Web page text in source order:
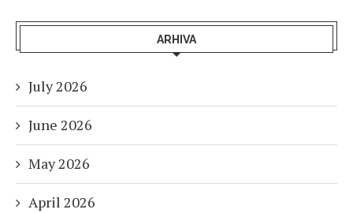
ARHIVA
July 2026
June 2026
May 2026
April 2026